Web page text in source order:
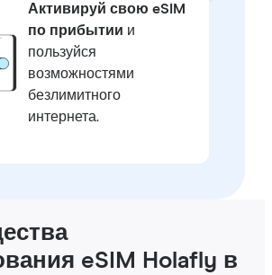
Активируй свою eSIM
по прибытии и
пользуйся
возможностями
безлимитного
интернета.
eSIM Holafly в